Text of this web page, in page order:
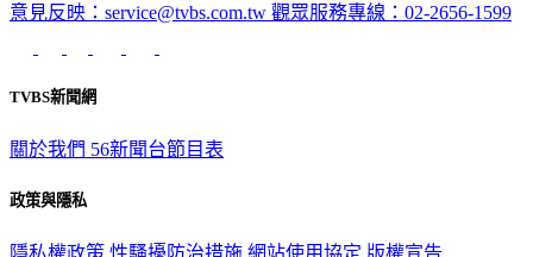
意見反映：service@tvbs.com.tw 觀眾服務專線：02-2656-1599
TVBS新聞網
關於我們 56新聞台節目表
政策與隱私